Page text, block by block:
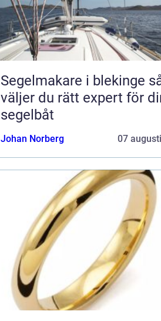
Segelmakare i blekinge så
väljer du rätt expert för
segelbåt
Johan Norberg 07